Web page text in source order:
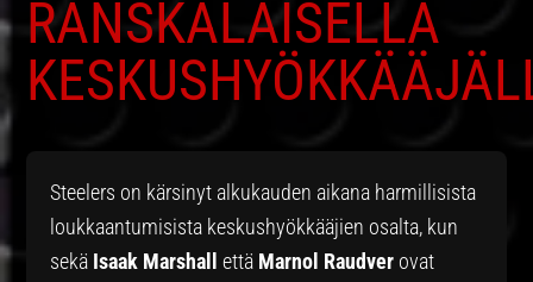
RANSKALAISELLA
Steelers on kärsinyt alkukauden aikana harmillisista
loukkaantumisista keskushyökkääjien osalta, kun
sekä Isaak Marshall että Marnol Raudver ovat